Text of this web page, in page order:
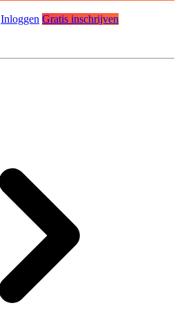
Inloggen Gratis inschrijven